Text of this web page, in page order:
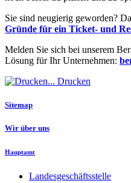
Sie sind neugierig geworden?
Gründe für ein Ticket- und
Melden Sie sich bei unserem
Lösung für Ihr Unternehmen:
Drucken
Sitemap
Wir über uns
Hauptamt
Landesgeschäftsstelle